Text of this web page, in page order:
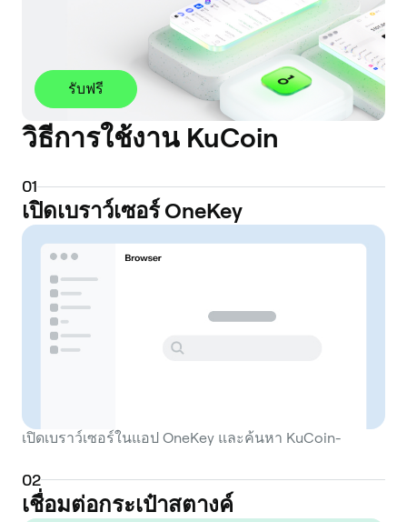
รับฟรี
วิธีการใช้งาน KuCoin
01
เปิดเบราว์เซอร์ OneKey
เปิดเบราว์เซอร์ในแอป OneKey และค้นหา KuCoin-
02
เชื่อมต่อกระเป๋าสตางค์